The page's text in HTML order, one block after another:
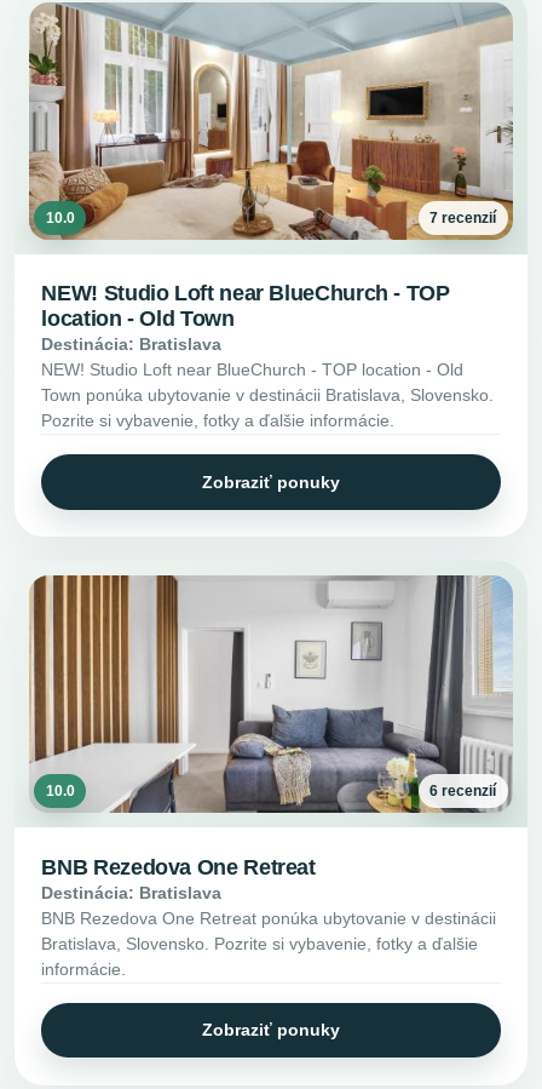
10.0 7 recenzií
NEW! Studio Loft near BlueChurch - TOP
location - Old Town
Destinácia: Bratislava
NEW! Studio Loft near BlueChurch - TOP location - Old
Town ponúka ubytovanie v destinácii Bratislava, Slovensko.
Pozrite si vybavenie, fotky a ďalšie informácie.
Zobraziť ponuky
10.0 6 recenzií
BNB Rezedova One Retreat
Destinácia: Bratislava
BNB Rezedova One Retreat ponúka ubytovanie v destinácii
Bratislava, Slovensko. Pozrite si vybavenie, fotky a ďalšie
informácie.
Zobraziť ponuky